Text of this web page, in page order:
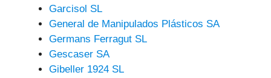
Garcisol SL
General de Manipulados Plásticos SA
Germans Ferragut SL
Gescaser SA
Gibeller 1924 SL